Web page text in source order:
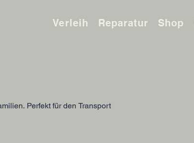
Verleih Reparatur Shop
Perfekt für den Transport